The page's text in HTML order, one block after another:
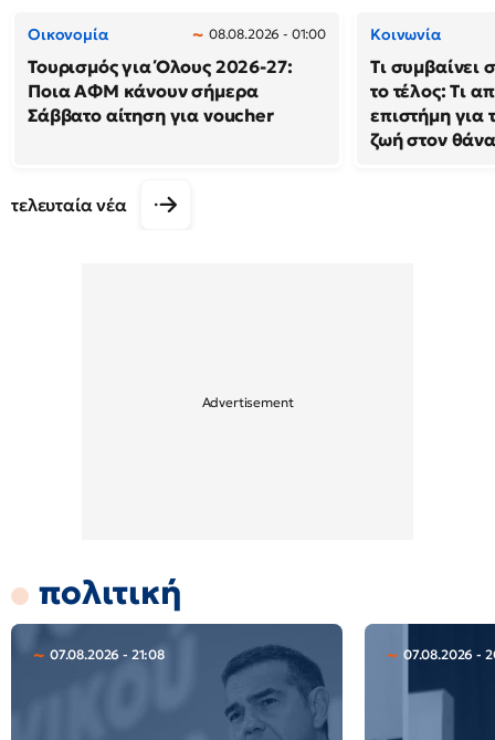
Οικονομία 08.08.2026 - 01:00
Τουρισμός για Όλους 2026-27:
Ποια ΑΦΜ κάνουν σήμερα
Σάββατο αίτηση για voucher
Κοινωνία
Τι συμβαίνει
το τέλος: Τι
επιστήμη για
ζωή στον
τελευταία νέα
πολιτική
07.08.2026 - 21:08 07.08.2026 -